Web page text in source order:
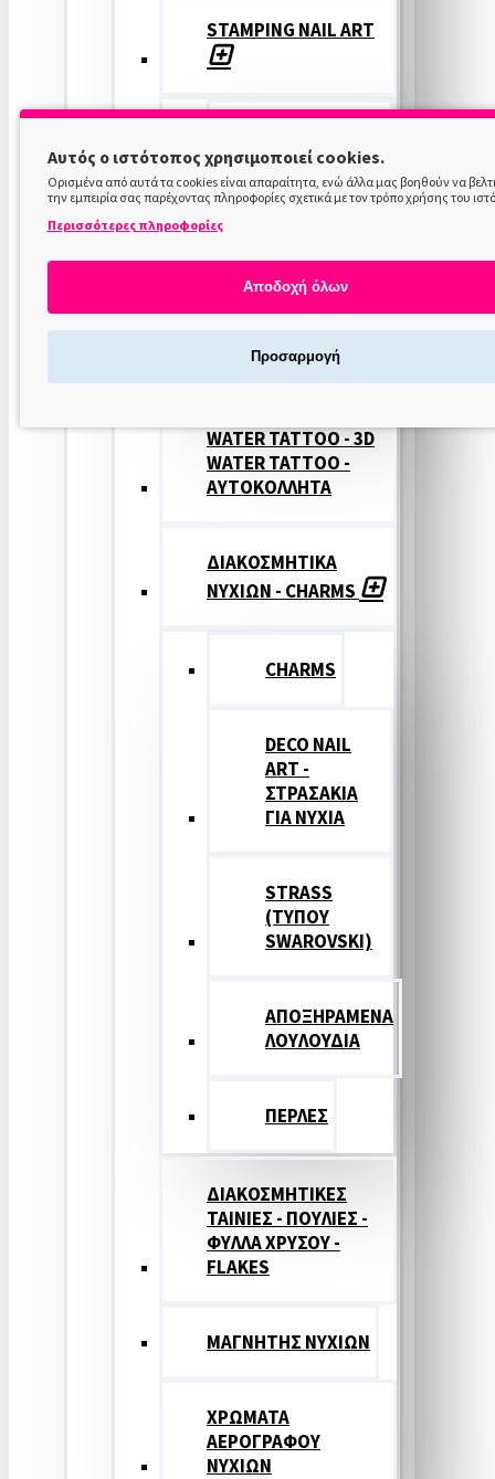
STAMPING NAIL ART
COLOR
ΝΥΧΙΩΝ
ΣΦΡΑΓΙΔΕΣ
ΝΥΧΙΩΝ
WATER TATTOO - 3D
WATER TATTOO -
ΑΥΤΟΚΟΛΛΗΤΑ
ΔΙΑΚΟΣΜΗΤΙΚΑ
ΝΥΧΙΩΝ - CHARMS
CHARMS
DECO NAIL
ART -
ΣΤΡΑΣΑΚΙΑ
ΓΙΑ ΝΥΧΙΑ
STRASS
(ΤΥΠΟΥ
SWAROVSKI)
ΑΠΟΞΗΡΑΜΕΝΑ
ΛΟΥΛΟΥΔΙΑ
ΠΕΡΛΕΣ
ΔΙΑΚΟΣΜΗΤΙΚΕΣ
ΤΑΙΝΙΕΣ - ΠΟΥΛΙΕΣ -
ΦΥΛΛΑ ΧΡΥΣΟΥ -
FLAKES
ΜΑΓΝΗΤΗΣ ΝΥΧΙΩΝ
ΧΡΩΜΑΤΑ
ΑΕΡΟΓΡΑΦΟΥ
ΝΥΧΙΩΝ
Αυτός ο ιστότοπος χρησιμοποιεί cookies.
Ορισμένα από αυτά τα cookies είναι απαραίτητα, ενώ άλλα μας βοηθούν να
την εμπειρία σας παρέχοντας πληροφορίες σχετικά με τον τρόπο χρήσης του
Περισσότερες πληροφορίες
Αποδοχή όλων
Προσαρμογή